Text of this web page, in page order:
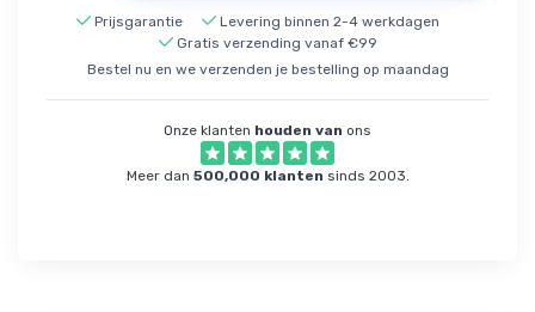
Prijsgarantie
Levering binnen 2-4 werkdagen
Gratis verzending vanaf €99
Bestel nu en we verzenden je bestelling op maandag
Onze klanten houden van ons
Meer dan 500,000 klanten sinds 2003.